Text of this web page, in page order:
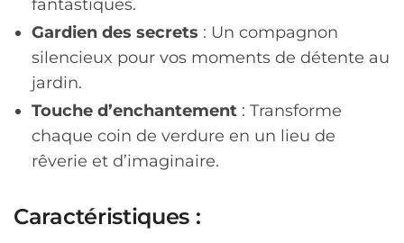
fantastiques.
Gardien des secrets : Un compagnon
silencieux pour vos moments de détente au
jardin.
Touche d’enchantement : Transforme
chaque coin de verdure en un lieu de
rêverie et d’imaginaire.
Caractéristiques :